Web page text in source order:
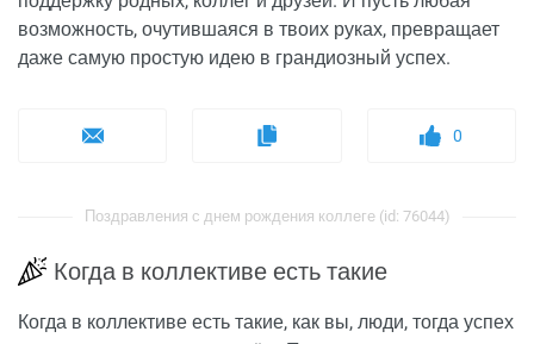
возможность, очутившаяся в твоих руках, превращает
даже самую простую идею в грандиозный успех.
0
Поздравления с днем рождения коллеге (id: 76044)
Когда в коллективе есть такие
Когда в коллективе есть такие, как вы, люди, тогда успех